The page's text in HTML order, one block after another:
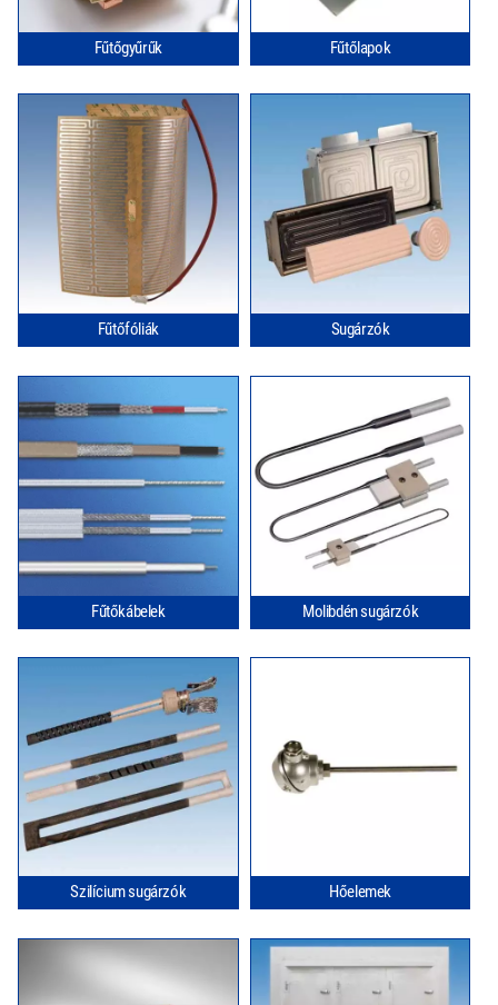
Fűtőgyűrűk Fűtőlapok
Fűtőfóliák Sugárzók
Fűtőkábelek Molibdén sugárzók
Szilícium sugárzók Hőelemek